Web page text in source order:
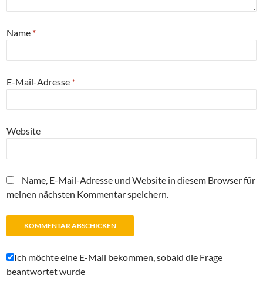
Name *
E-Mail-Adresse *
Website
Name, E-Mail-Adresse und Website in diesem Browser für
meinen nächsten Kommentar speichern.
Ich möchte eine E-Mail bekommen, sobald die Frage
beantwortet wurde